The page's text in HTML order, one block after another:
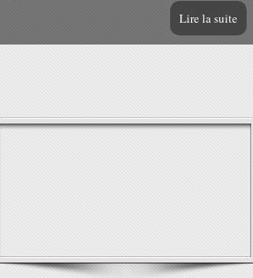
Lire la suite